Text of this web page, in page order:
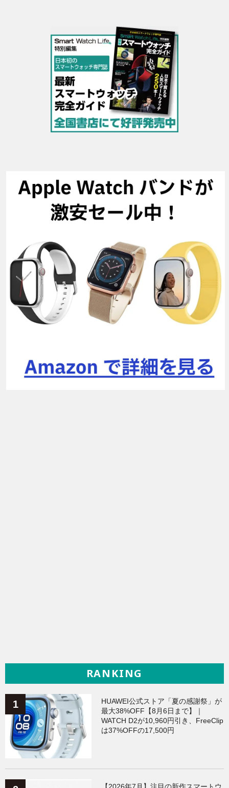
RANKING
HUAWEI公式ストア「夏の感謝祭」が
最大38%OFF【8月6日まで】｜
WATCH D2が10,960円引き、FreeClip
は37%OFFの17,500円
【2026年7月】注目の新作スマートウ